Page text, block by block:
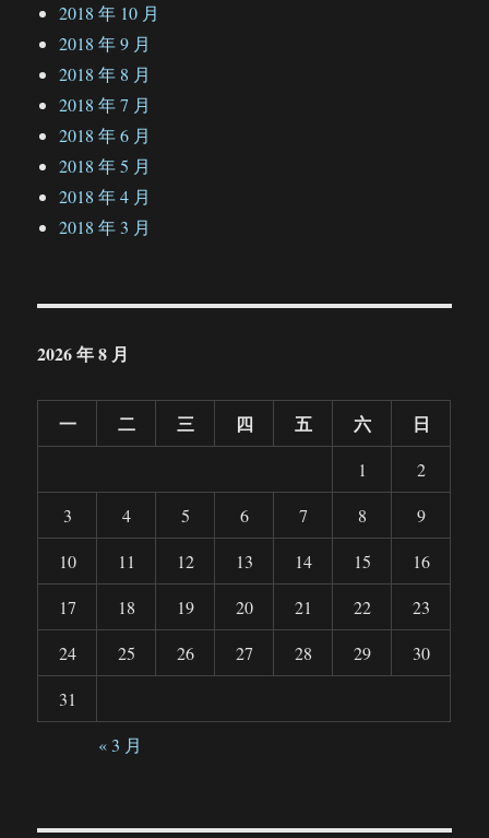
2018 年 10 月
2018 年 9 月
2018 年 8 月
2018 年 7 月
2018 年 6 月
2018 年 5 月
2018 年 4 月
2018 年 3 月
2026 年 8 月
一 二 三 四 五 六 日
1
2
3
4 5 6 7 8
9
10
11 12 13 14 15
16
17
18 19 20 21 22
23
24
25 26 27 28 29
30
31
« 3 月